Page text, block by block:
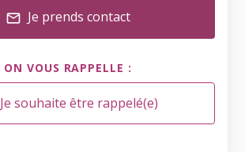
mail Je prends contact
ON VOUS RAPPELLE :
Je souhaite être rappelé(e)